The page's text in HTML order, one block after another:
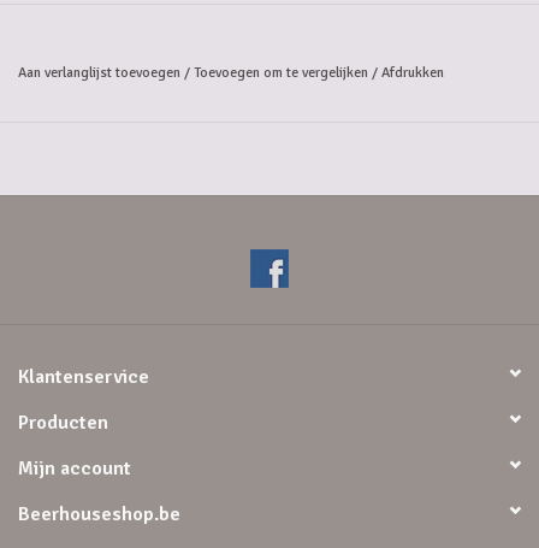
Aan verlanglijst toevoegen / Toevoegen om te vergelijken / Afdrukken
Klantenservice
Producten
Mijn account
Beerhouseshop.be